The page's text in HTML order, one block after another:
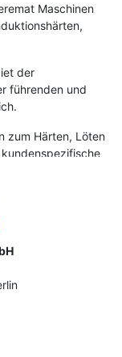
Maschinen
der
führenden und
zum Härten, Löten
Ihre hochwertige